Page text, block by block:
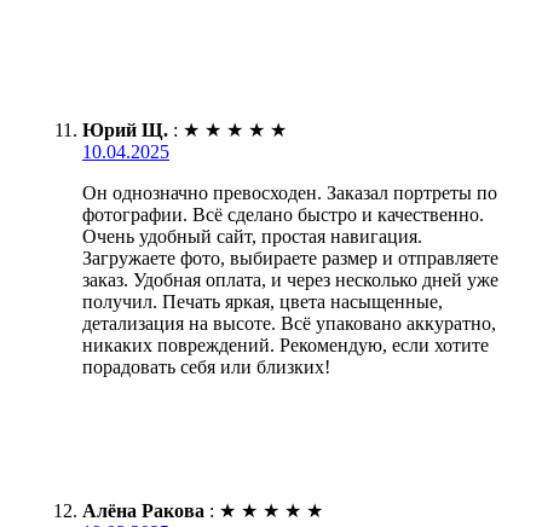
Юрий Щ. : ★ ★ ★ ★ ★
10.04.2025
Он однозначно превосходен. Заказал портреты по
фотографии. Всё сделано быстро и качественно.
Очень удобный сайт, простая навигация.
Загружаете фото, выбираете размер и отправляете
заказ. Удобная оплата, и через несколько дней уже
получил. Печать яркая, цвета насыщенные,
детализация на высоте. Всё упаковано аккуратно,
никаких повреждений. Рекомендую, если хотите
порадовать себя или близких!
Алёна Ракова : ★ ★ ★ ★ ★